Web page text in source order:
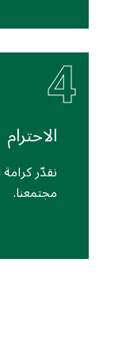
4الاحترام
نقدّر
مجتمعنا.